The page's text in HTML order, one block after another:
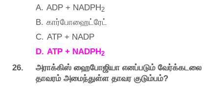
A. ADP + NADPH2
B. கார்போஹைட்ரேட்
C. ATP + NADP
D. ATP + NADPH2
26. அராக்கிஸ் ஹைபோஜியா எனப்படும் வேர்க்கடலை
தாவரம் அமைந்துள்ள தாவர குடும்பம்?